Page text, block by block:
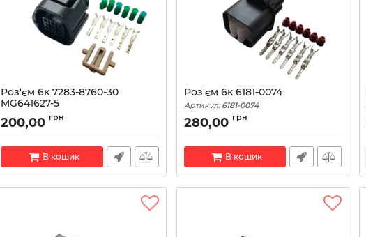
Роз'єм 6к 7283-8760-30
MG641627-5
Артикул: MG641627-5
200,00 грн
В кошик
Роз'єм 6к 6181-0074
Артикул: 6181-0074
280,00 грн
В кошик